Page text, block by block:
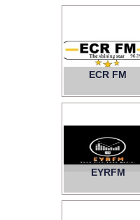
ECR FM
EYRFM